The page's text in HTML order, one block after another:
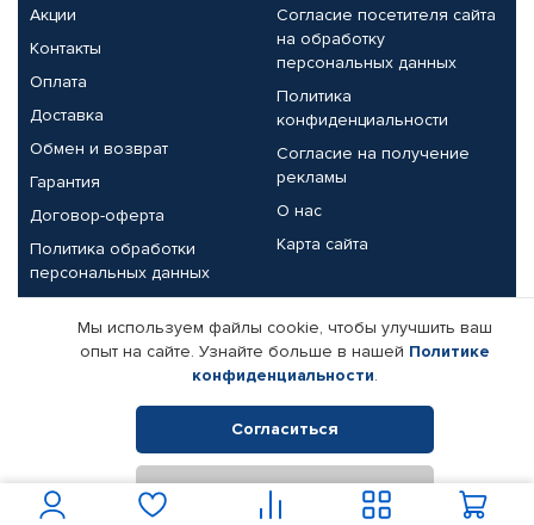
Акции
Контакты
Оплата
Доставка
Обмен и возврат
Гарантия
Договор-оферта
Политика обработки
персональных данных
Согласие посетителя сайта
на обработку
персональных данных
Политика
конфиденциальности
Согласие на получение
рекламы
О нас
Карта сайта
Партнерам
Корпоративным клиентам
Поставщикам
Реквизиты компании
© КАМАЗ ЦЕНТР ДОНЕЦК, 2015-2026. Все права защищены.
Интернет-магазин автомобильных товаров Автопрофи.
Мы используем файлы cookie, чтобы улучшить ваш
опыт на сайте. Узнайте больше в нашей Политике
конфиденциальности.
Согласиться
Отклонить